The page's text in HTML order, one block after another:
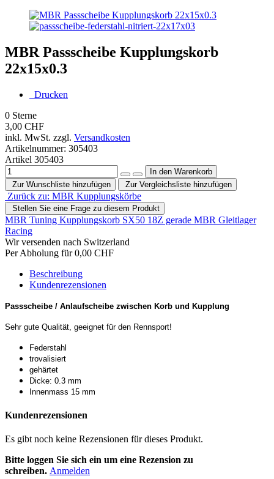
MBR Passscheibe Kupplungskorb
22x15x0.3
Drucken
0 Sterne
3,00 CHF
inkl. MwSt. zzgl. Versandkosten
Artikelnummer: 305403
Artikel 305403
Zur Wunschliste hinzufügen Zur Vergleichsliste hinzufügen
Zurück zu: MBR Kupplungskörbe
Stellen Sie eine Frage zu diesem Produkt
MBR Tuning Kupplungskorb SX50 18Z gerade MBR Gleitlager
Racing
Wir versenden nach Switzerland
Per Abholung für 0,00 CHF
Beschreibung
Kundenrezensionen
Passscheibe / Anlaufscheibe zwischen Korb und Kupplung
Sehr gute Qualität, geeignet für den Rennsport!
Federstahl
trovalisiert
gehärtet
Dicke: 0.3 mm
Innenmass 15 mm
Kundenrezensionen
Es gibt noch keine Rezensionen für dieses Produkt.
Bitte loggen Sie sich ein um eine Rezension zu
schreiben. Anmelden